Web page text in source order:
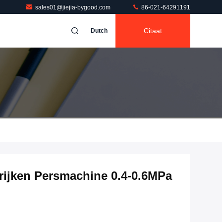
sales01@jiejia-bygood.com 86-021-64291191
Dutch Citaat
Persmachine 0.4-0.6MPa